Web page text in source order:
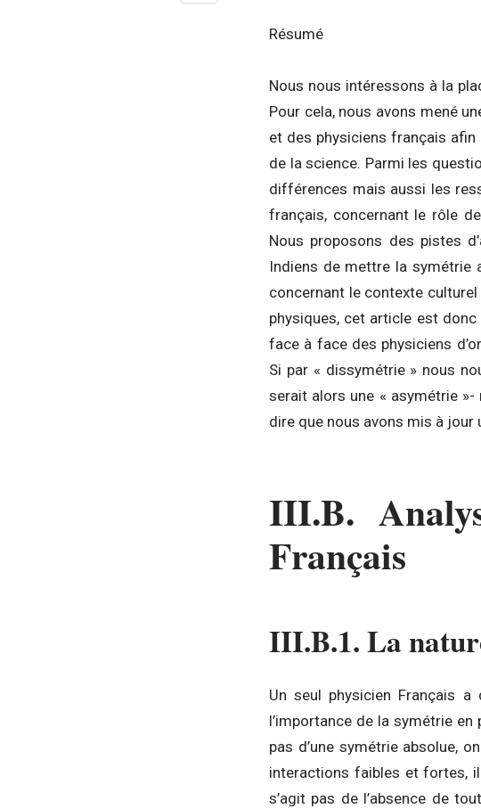
Résumé
Nous nous intéressons à la
Pour cela, nous avons mené
et des physiciens français
de la science. Parmi les
différences mais aussi les
français, concernant le rôle
Nous proposons des pistes
Indiens de mettre la symétrie
concernant le contexte
physiques, cet article est
face à face des physiciens
Si par « dissymétrie » nous
serait alors une « asymétrie
dire que nous avons mis à
III.B.
Français
III.B.1. La
Un seul physicien Français
l’importance de la symétrie
pas d’une symétrie absolue,
interactions faibles et fortes,
s’agit pas de l’absence de